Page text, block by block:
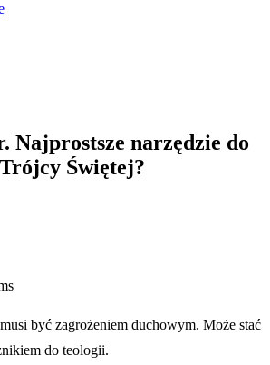
Najprostsze narzędzie do
Świętej?
być zagrożeniem duchowym. Może stać
do teologii.